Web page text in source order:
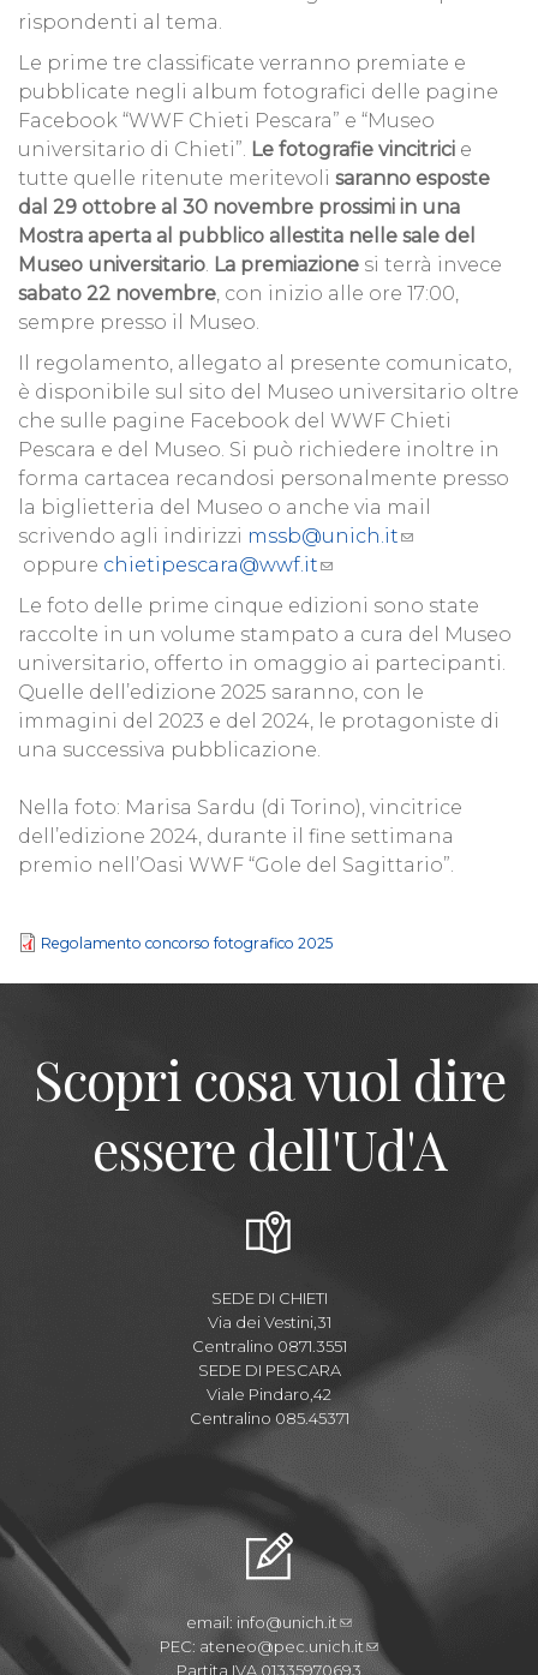
rispondenti al tema.
Le prime tre classificate verranno premiate e
pubblicate negli album fotografici delle pagine
Facebook “WWF Chieti Pescara” e “Museo
universitario di Chieti”. Le fotografie vincitrici e
tutte quelle ritenute meritevoli saranno esposte
dal 29 ottobre al 30 novembre prossimi in una
Mostra aperta al pubblico allestita nelle sale del
Museo universitario. La premiazione si terrà invece
sabato 22 novembre, con inizio alle ore 17:00,
sempre presso il Museo.
Il regolamento, allegato al presente comunicato,
è disponibile sul sito del Museo universitario oltre
che sulle pagine Facebook del WWF Chieti
Pescara e del Museo. Si può richiedere inoltre in
forma cartacea recandosi personalmente presso
la biglietteria del Museo o anche via mail
scrivendo agli indirizzi mssb@unich.it
oppure chietipescara@wwf.it
Le foto delle prime cinque edizioni sono state
raccolte in un volume stampato a cura del Museo
universitario, offerto in omaggio ai partecipanti.
Quelle dell’edizione 2025 saranno, con le
immagini del 2023 e del 2024, le protagoniste di
una successiva pubblicazione.
Nella foto: Marisa Sardu (di Torino), vincitrice
dell’edizione 2024, durante il fine settimana
premio nell’Oasi WWF “Gole del Sagittario”.
Regolamento concorso fotografico 2025
Scopri cosa vuol dire
essere dell'Ud'A
SEDE DI CHIETI
Via dei Vestini,31
Centralino 0871.3551
SEDE DI PESCARA
Viale Pindaro,42
Centralino 085.45371
email: info@unich.it
PEC: ateneo@pec.unich.it
Partita IVA 01335970693